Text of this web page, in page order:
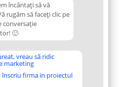
încântați să vă
rugăm să faceți clic pe
conversație
🙂
vreau să ridic
marketing
înscriu firma in proiectul